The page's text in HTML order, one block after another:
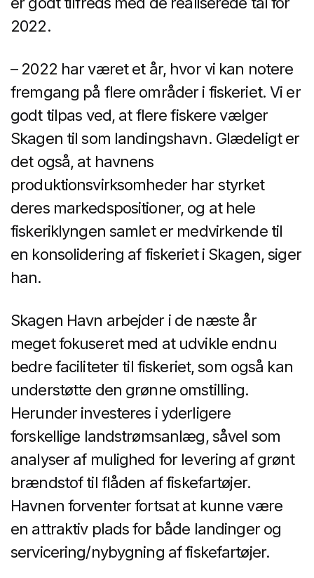
2022.
– 2022 har været et år, hvor vi kan notere
fremgang på flere områder i fiskeriet. Vi er
godt tilpas ved, at flere fiskere vælger
Skagen til som landingshavn. Glædeligt er
det også, at havnens
produktionsvirksomheder har styrket
deres markedspositioner, og at hele
fiskeriklyngen samlet er medvirkende til
en konsolidering af fiskeriet i Skagen, siger
han.
Skagen Havn arbejder i de næste år
meget fokuseret med at udvikle endnu
bedre faciliteter til fiskeriet, som også kan
understøtte den grønne omstilling.
Herunder investeres i yderligere
forskellige landstrømsanlæg, såvel som
analyser af mulighed for levering af grønt
brændstof til flåden af fiskefartøjer.
Havnen forventer fortsat at kunne være
en attraktiv plads for både landinger og
servicering/nybygning af fiskefartøjer.